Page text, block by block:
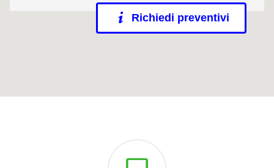
Richiedi preventivi